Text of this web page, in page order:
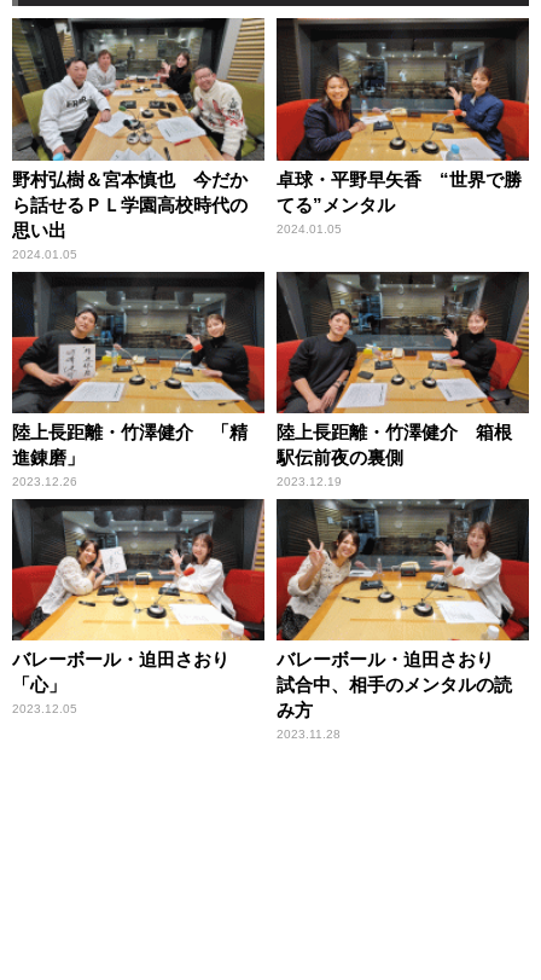
野村弘樹＆宮本慎也 今だか
ら話せるＰＬ学園高校時代の
思い出
2024.01.05
卓球・平野早矢香 “世界で勝
てる”メンタル
2024.01.05
陸上長距離・竹澤健介 「精
進錬磨」
2023.12.26
陸上長距離・竹澤健介 箱根
駅伝前夜の裏側
2023.12.19
バレーボール・迫田さおり
「心」
2023.12.05
バレーボール・迫田さおり
試合中、相手のメンタルの読
み方
2023.11.28